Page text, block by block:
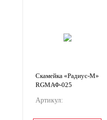
Скамейка «Радиус-М»
RGМАФ-025
Артикул: